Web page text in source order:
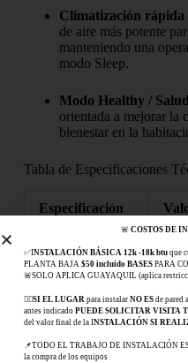
Climatización rápida
de aire más potente
manteniendo una
modo Sleep.
Modo Healthy /
orientada a mejorar la
bienestar en la
Tabla de Especificaciones
Especificación
Producto
Marca
Capacidad de
🚨COSTOS DE
✅INSTALACIÓN BÁSICA 12k -18k btuque
PLANTA BAJA $50 incluido BASESPARA
🚨SOLO APLICA GUAYAQUIL (aplica
👉🏻SI EL LUGAR para instalar NO ESde pared
antes indicado PUEDE SOLICITAR VISITA
del valor final de la INSTALACIÓN SI
📌TODO EL TRABAJO DE INSTALACIÓN
la compra de los equipos